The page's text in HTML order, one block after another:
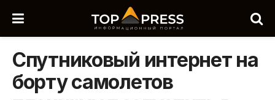
Спутниковый интернет на
борту самолетов